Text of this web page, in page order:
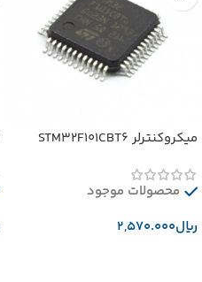
میکروکنترلر STM32F101CBT6
محصولات موجود
﷼